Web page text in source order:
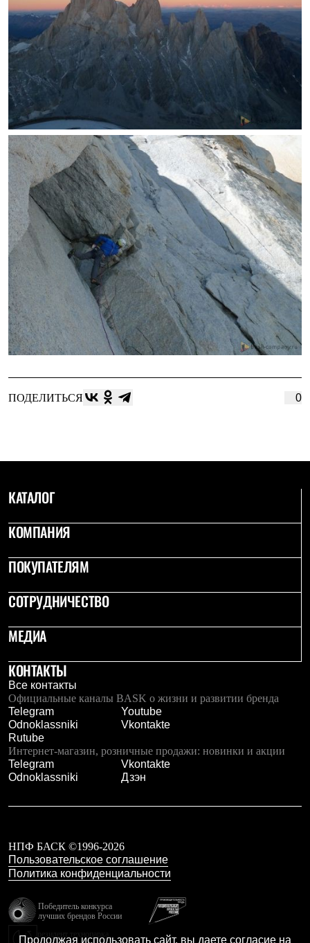
ПОДЕЛИТЬСЯ 0
КАТАЛОГ
КОМПАНИЯ
ПОКУПАТЕЛЯМ
СОТРУДНИЧЕСТВО
МЕДИА
КОНТАКТЫ
Все контакты
Официальные каналы BASK о жизни и развитии бренда
Telegram
Youtube
Odnoklassniki
Vkontakte
Rutube
Интернет-магазин, розничные продажи: новинки и акции
Telegram
Vkontakte
Odnoklassniki
Дзэн
НПФ БАСК ©1996-2026
Пользовательское соглашение
Политика конфиденциальности
Победитель конкурса
лучших брендов России
Продолжая использовать сайт, вы даете согласие на